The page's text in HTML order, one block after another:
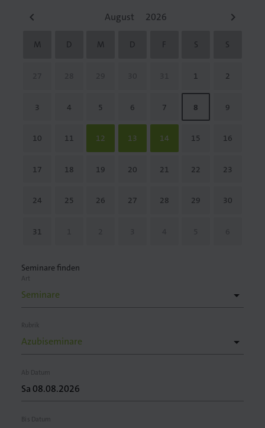
keyboard_arrow_left keyboard_arrow_right
M D M D F S S
1 2
3 4 5 6 7 8 9
10 11 12 13 14 15 16
17 18 19 20 21 22 23
24 25 26 27 28 29 30
31
Seminare finden
Art
Rubrik
Ab Datum
Bis Datum